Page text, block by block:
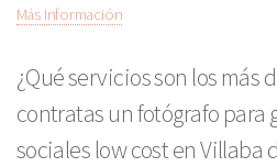
Más Información
¿Qué servicios son los más
contratas un fotógrafo para
sociales low cost en Villaba